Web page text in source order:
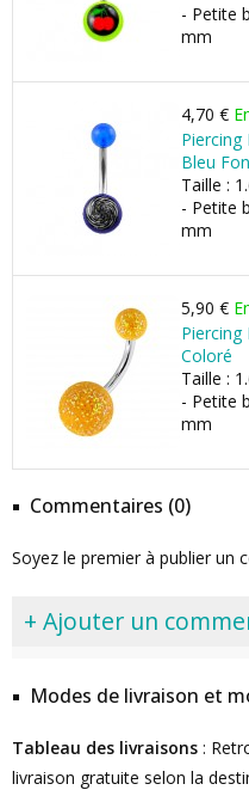
- Petite
mm
4,70 €
Bleu
Taille :
- Petite
mm
5,90 €
Piercing
Coloré
Taille :
- Petite
mm
Commentaires (0)
Soyez le premier à publier un
+ Ajouter un
Modes de livraison et
Tableau des livraisons :
livraison gratuite selon la